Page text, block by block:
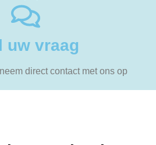
uw vraag
direct contact met ons op